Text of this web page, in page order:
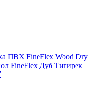
ПВХ FineFlex Wood Dry
FineFlex Дуб Тигирек